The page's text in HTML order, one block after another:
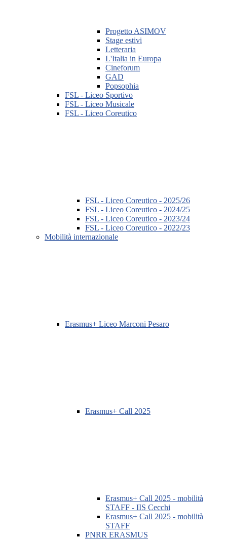
Progetto ASIMOV
Stage estivi
Letteraria
L'Italia in Europa
Cineforum
GAD
Popsophia
FSL - Liceo Sportivo
FSL - Liceo Musicale
FSL - Liceo Coreutico
FSL - Liceo Coreutico - 2025/26
FSL - Liceo Coreutico - 2024/25
FSL - Liceo Coreutico - 2023/24
FSL - Liceo Coreutico - 2022/23
Mobilità internazionale
Erasmus+ Liceo Marconi Pesaro
Erasmus+ Call 2025
Erasmus+ Call 2025 - mobilità
STAFF - IIS Cecchi
Erasmus+ Call 2025 - mobilità
STAFF
PNRR ERASMUS